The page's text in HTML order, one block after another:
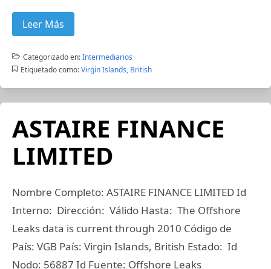
Leer Más
Categorizado en:Intermediarios
Etiquetado como: Virgin Islands, British
ASTAIRE FINANCE
LIMITED
Nombre Completo: ASTAIRE FINANCE LIMITED Id
Interno: Dirección: Válido Hasta: The Offshore
Leaks data is current through 2010 Código de
País: VGB País: Virgin Islands, British Estado: Id
Nodo: 56887 Id Fuente: Offshore Leaks